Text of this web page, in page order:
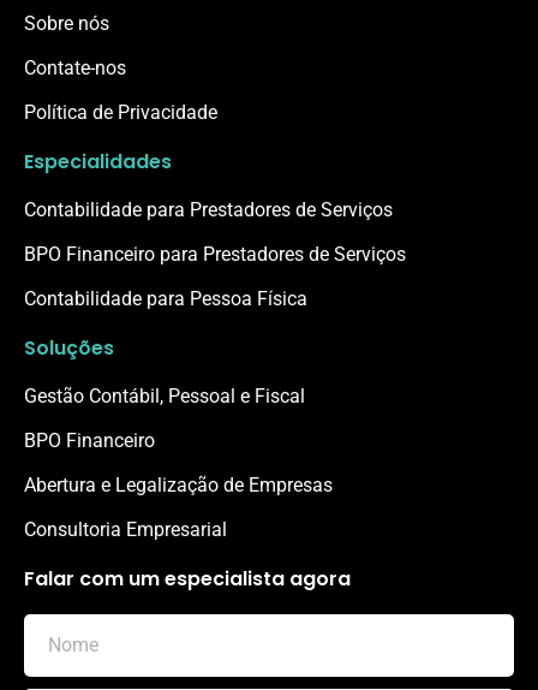
Sobre nós
Contate-nos
Política de Privacidade
Especialidades
Contabilidade para Prestadores de Serviços
BPO Financeiro para Prestadores de Serviços
Contabilidade para Pessoa Física
Soluções
Gestão Contábil, Pessoal e Fiscal
BPO Financeiro
Abertura e Legalização de Empresas
Consultoria Empresarial
Falar com um especialista agora